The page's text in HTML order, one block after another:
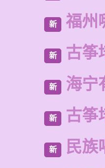
新 福州
新 古筝
新 海宁
新 古筝
新 民